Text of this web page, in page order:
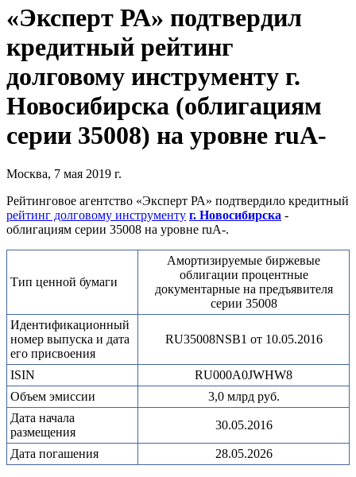
«Эксперт РА» подтвердил
кредитный рейтинг
долговому инструменту г.
Новосибирска (облигациям
серии 35008) на уровне ruА-
Москва, 7 мая 2019 г.
Рейтинговое агентство «Эксперт РА» подтвердило кредитный
рейтинг долговому инструменту г. Новосибирска -
облигациям серии 35008 на уровне ruА-.
Тип ценной бумаги
Амортизируемые биржевые
облигации процентные
документарные на предъявителя
серии 35008
Идентификационный
номер выпуска и дата
его присвоения
RU35008NSB1 от 10.05.2016
ISIN
RU000A0JWHW8
Объем эмиссии
3,0 млрд руб.
Дата начала
размещения
30.05.2016
Дата погашения 28.05.2026